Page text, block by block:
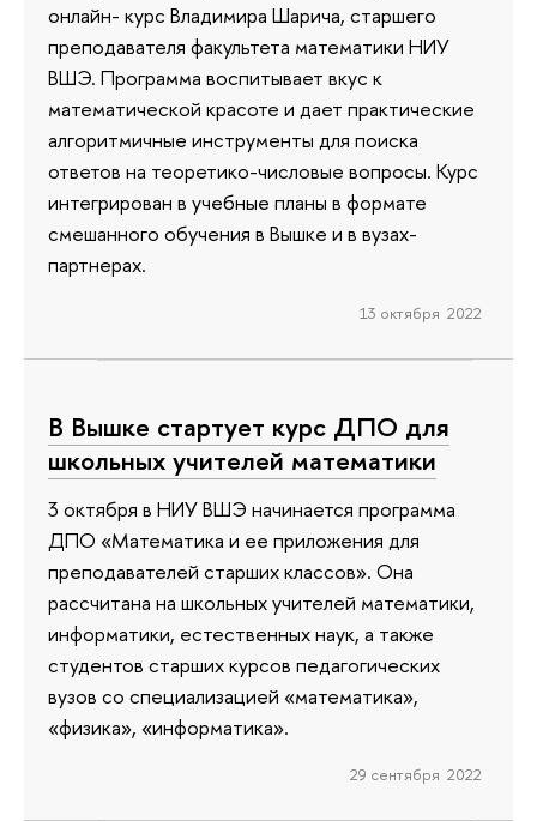
онлайн- курс Владимира Шарича, старшего
преподавателя факультета математики НИУ
ВШЭ. Программа воспитывает вкус к
математической красоте и дает практические
алгоритмичные инструменты для поиска
ответов на теоретико-числовые вопросы. Курс
интегрирован в учебные планы в формате
смешанного обучения в Вышке и в вузах-
партнерах.
13 октября 2022
В Вышке стартует курс ДПО для
школьных учителей математики
3 октября в НИУ ВШЭ начинается программа
ДПО «Математика и ее приложения для
преподавателей старших классов». Она
рассчитана на школьных учителей математики,
информатики, естественных наук, а также
студентов старших курсов педагогических
вузов со специализацией «математика»,
«физика», «информатика».
29 сентября 2022